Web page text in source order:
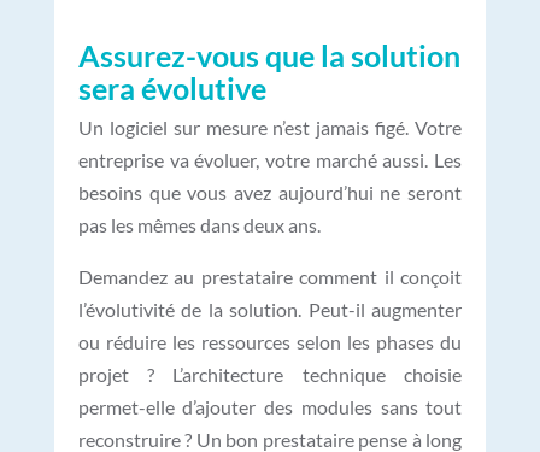
Assurez-vous que la solution
sera évolutive
Un logiciel sur mesure n’est jamais figé. Votre
entreprise va évoluer, votre marché aussi. Les
besoins que vous avez aujourd’hui ne seront
pas les mêmes dans deux ans.
Demandez au prestataire comment il conçoit
l’évolutivité de la solution. Peut-il augmenter
ou réduire les ressources selon les phases du
projet ? L’architecture technique choisie
permet-elle d’ajouter des modules sans tout
reconstruire ? Un bon prestataire pense à long